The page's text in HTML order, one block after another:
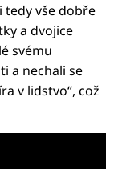
tedy vše dobře
a dvojice
svému
a nechali se
v lidstvo“, což